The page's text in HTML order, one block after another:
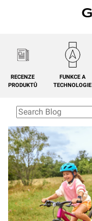
RECENZE
PRODUKTŮ
FUNKCE A
TECHNOLOGIE